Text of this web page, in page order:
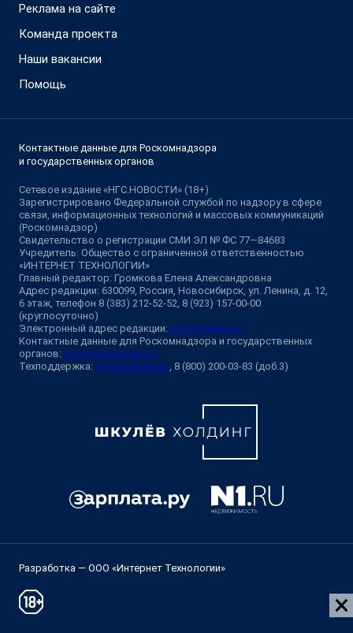
Реклама на сайте
Команда проекта
Наши вакансии
Помощь
Контактные данные для Роскомнадзора
и государственных органов
Сетевое издание «НГС.НОВОСТИ» (18+)
Зарегистрировано Федеральной службой по надзору в сфере
связи, информационных технологий и массовых коммуникаций
(Роскомнадзор)
Свидетельство о регистрации СМИ ЭЛ № ФС 77—84683
Учредитель: Общество с ограниченной ответственностью
«ИНТЕРНЕТ ТЕХНОЛОГИИ»
Главный редактор: Громкова Елена Александровна
Адрес редакции: 630099, Россия, Новосибирск, ул. Ленина, д. 12,
6 этаж, телефон 8 (383) 212-52-52, 8 (923) 157-00-00
(круглосуточно)
Электронный адрес редакции: ngs@shkulev.ru
Контактные данные для Роскомнадзора и государственных
органов: juristnsk@shkulev.ru
Техподдержка: help@shkulev.ru , 8 (800) 200-03-83 (доб.3)
Разработка — ООО «Интернет Технологии»